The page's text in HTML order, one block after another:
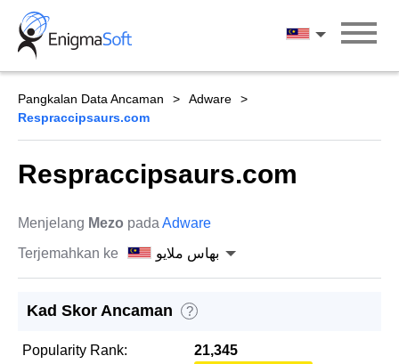
Skip
content
بهاس ملايو
Pangkalan Data Ancaman
Adware
Respraccipsaurs.com
Respraccipsaurs.com
Menjelang Mezo pada Adware
Terjemahkan ke
بهاس ملايو
Kad Skor Ancaman ?
Popularity Rank:
21,345